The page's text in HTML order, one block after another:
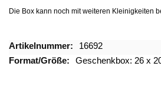
Die Box kann noch mitweiteren Kleinigkeiten
Mehr
Informationen
16692
Geschenkbox: 26 x